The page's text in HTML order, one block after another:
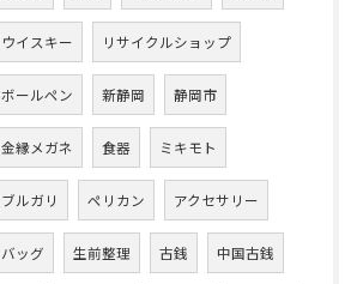
ウイスキー リサイクルショップ
ボールペン 新静岡 静岡市
金縁メガネ 食器 ミキモト
ブルガリ ペリカン アクセサリー
バッグ 生前整理 古銭 中国古銭